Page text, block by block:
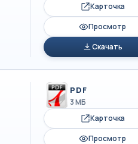
Карточка
Просмотр
Скачать
PDF
3 МБ
Карточка
Просмотр